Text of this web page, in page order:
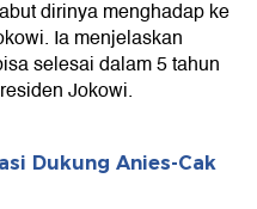
dirinya menghadap ke
Ia menjelaskan
selesai dalam 5 tahun
Jokowi.
Dukung Anies-Cak